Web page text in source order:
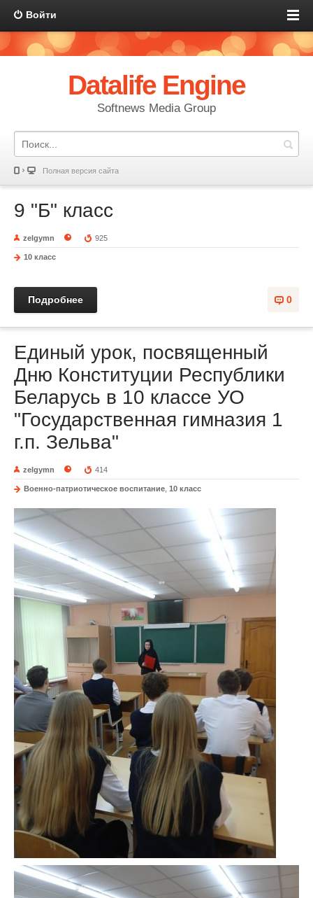
Войти
Datalife Engine
Softnews Media Group
Полная версия сайта
9 "Б" класс
zelgymn 925
10 класс
0
Подробнее
Единый урок, посвященный
Дню Конституции Республики
Беларусь в 10 классе УО
"Государственная гимназия 1
г.п. Зельва"
zelgymn 414
Военно-патриотическое воспитание 10 класс